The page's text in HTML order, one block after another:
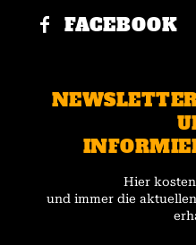
FACEBOOK
Hier
und immer die